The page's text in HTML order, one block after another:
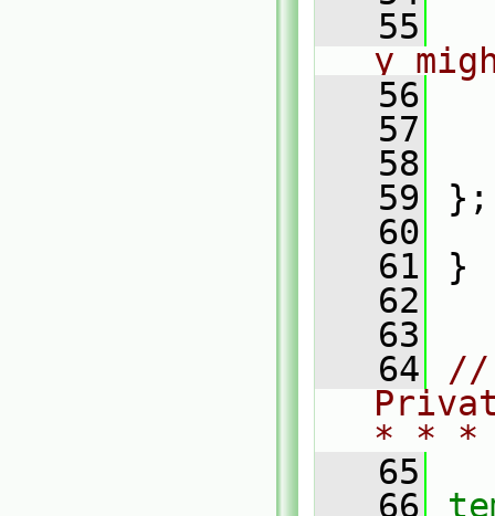
   55
y
   56
   57
   58
   59
};
   60
   61
}
   62
   63
   64
//
* *
   65
   66